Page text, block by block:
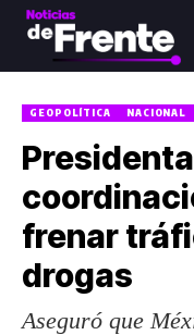
GEOPOLÍTICA NACIONAL
frenar
drogas
Aseguró que